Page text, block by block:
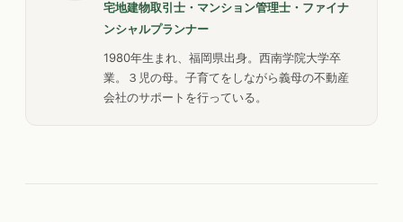
宅地建物取引士・マンション管理士・ファイナ
ンシャルプランナー
1980年生まれ、福岡県出身。西南学院大学卒
業。３児の母。子育てをしながら義母の不動産
会社のサポートを行っている。